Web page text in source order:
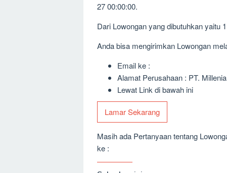
27 00:00:00.
Dari Lowongan yang dibutuhkan yaitu
Anda bisa mengirimkan Lowongan
Email ke :
Alamat Perusahaan : PT.
Lewat Link di bawah ini
Lamar Sekarang
Masih ada Pertanyaan tentang
ke :